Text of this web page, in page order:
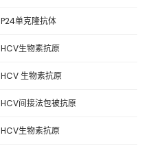
P24单克隆抗体
HCV生物素抗原
HCV 生物素抗原
HCV间接法包被抗原
HCV生物素抗原